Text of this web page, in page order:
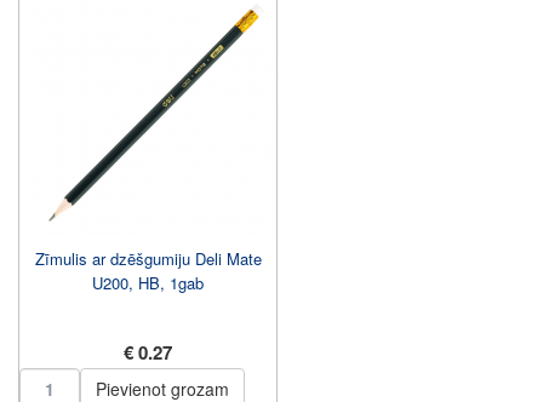
Zīmulis ar dzēšgumiju Deli Mate
U200, HB, 1gab
€ 0.27
Pievienot grozam